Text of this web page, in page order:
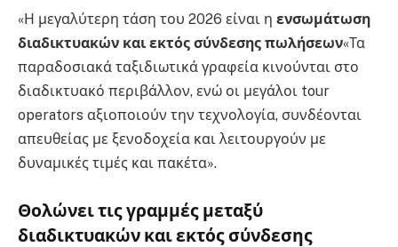
«Η μεγαλύτερη τάση του 2026 είναι η ενσωμάτωση
διαδικτυακών και εκτός σύνδεσης πωλήσεων«Τα
παραδοσιακά ταξιδιωτικά γραφεία κινούνται στο
διαδικτυακό περιβάλλον, ενώ οι μεγάλοι tour
operators αξιοποιούν την τεχνολογία, συνδέονται
απευθείας με ξενοδοχεία και λειτουργούν με
δυναμικές τιμές και πακέτα».
Θολώνει τις γραμμές μεταξύ
διαδικτυακών και εκτός σύνδεσης